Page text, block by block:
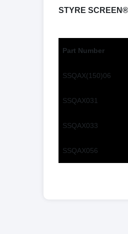
STYRE
Part Number
SSQAX(150)06
SSQAX031
SSQAX033
SSQAX056